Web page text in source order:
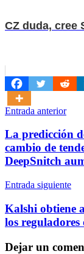
CZ duda, cree
Navegación
de
entradas
Entrada anterior
La predicción
cambio de
DeepSnitch
Entrada siguiente
Kalshi obtiene
los
Dejar un